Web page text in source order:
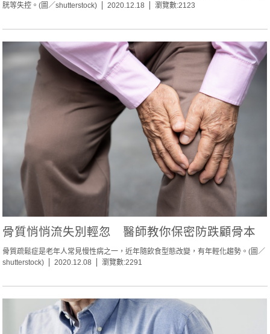
胱等失控。(圖／shutterstock)
2020.12.18 瀏覽數:2123
骨質悄悄流失別輕忽 醫師教你保密防跌顧骨本
骨質疏鬆症是老年人常見慢性病之一，近年隨飲食型態改變，有年輕化趨勢。(圖／
shutterstock)
2020.12.08 瀏覽數:2291